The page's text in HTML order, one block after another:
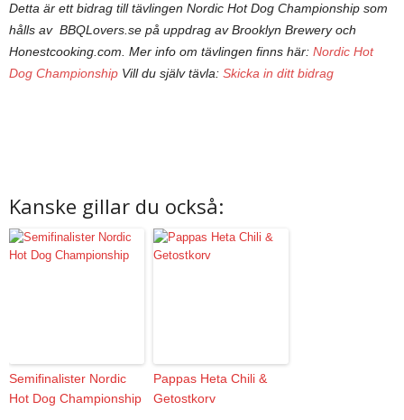
Detta är ett bidrag till tävlingen Nordic Hot Dog Championship som
hålls av BBQLovers.se på uppdrag av Brooklyn Brewery och
Honestcooking.com. Mer info om tävlingen finns här: Nordic Hot
Dog Championship Vill du själv tävla: Skicka in ditt bidrag
Kanske gillar du också:
Semifinalister Nordic
Hot Dog Championship
Pappas Heta Chili &
Getostkorv